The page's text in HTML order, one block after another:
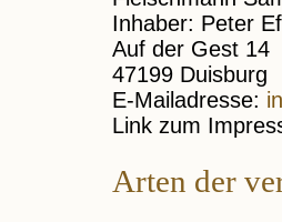
Inhaber: Peter
Auf der Gest 14
47199 Duisburg
E-Mailadresse:
Link zum
Arten der